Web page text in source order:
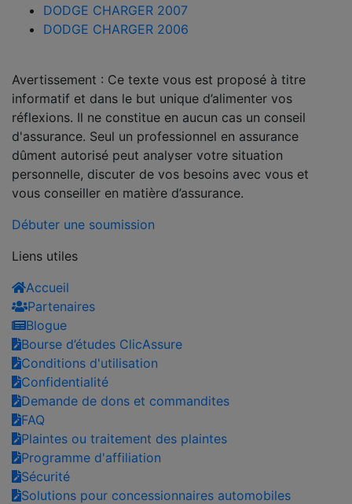
DODGE CHARGER 2007
DODGE CHARGER 2006
Avertissement : Ce texte vous est proposé à titre
informatif et dans le but unique d’alimenter vos
réflexions. Il ne constitue en aucun cas un conseil
d'assurance. Seul un professionnel en assurance
dûment autorisé peut analyser votre situation
personnelle, discuter de vos besoins avec vous et
vous conseiller en matière d’assurance.
Débuter une soumission
Liens utiles
Accueil
Partenaires
Blogue
Bourse d’études ClicAssure
Conditions d'utilisation
Confidentialité
Demande de dons et commandites
FAQ
Plaintes ou traitement des plaintes
Programme d'affiliation
Sécurité
Solutions pour concessionnaires automobiles